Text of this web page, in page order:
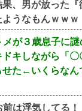
、男が放った
うなもんｗｗｗ
が３歳息子に
キしながら「〇
せた←いくらなん
は浮気してる